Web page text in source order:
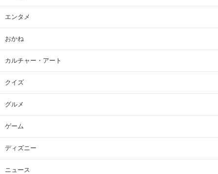
エンタメ
おかね
カルチャー・アート
クイズ
グルメ
ゲーム
ディズニー
ニュース